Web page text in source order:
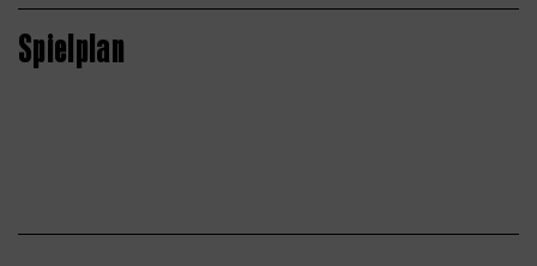
Spielplan